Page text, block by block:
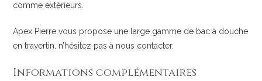
comme extérieurs.
Apex Pierre vous propose une large gamme de bac à douche
en travertin, n’hésitez pas à nous contacter.
Informations complémentaires